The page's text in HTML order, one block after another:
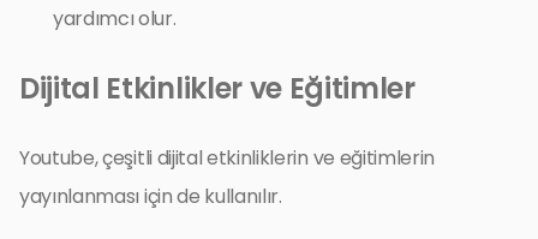
yardımcı olur.
Dijital Etkinlikler ve Eğitimler
Youtube, çeşitli dijital etkinliklerin ve eğitimlerin
yayınlanması için de kullanılır.